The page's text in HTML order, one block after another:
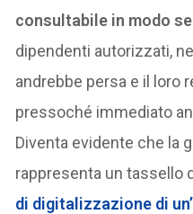
consultabile in modo
dipendenti autorizzati,
andrebbe persa e il loro
pressoché immediato
Diventa evidente che la
rappresenta un tassello
di digitalizzazione di